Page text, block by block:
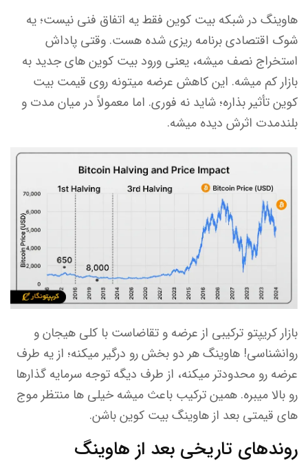
هاوینگ در شبکه ‌بیت کوین فقط یه اتفاق فنی نیست؛ یه
شوک اقتصادی برنامه ریزی شده هست. وقتی پاداش
استخراج نصف میشه، یعنی ورود بیت کوین های جدید به
بازار کم میشه. این کاهش عرضه میتونه روی قیمت بیت
کوین تأثیر بذاره؛ شاید نه فوری. اما معمولاً در میان مدت و
بلندمدت اثرش دیده میشه.
بازار کریپتو ترکیبی از عرضه و تقاضاست با کلی هیجان و
روانشناسی! هاوینگ هر دو بخش رو درگیر میکنه؛ از یه طرف
عرضه رو محدودتر میکنه، از طرف دیگه توجه سرمایه گذارها
رو بالا میبره. همین ترکیب باعث میشه خیلی ها منتظر موج
های قیمتی بعد از هاوینگ بیت کوین باشن.
روندهای تاریخی بعد از هاوینگ